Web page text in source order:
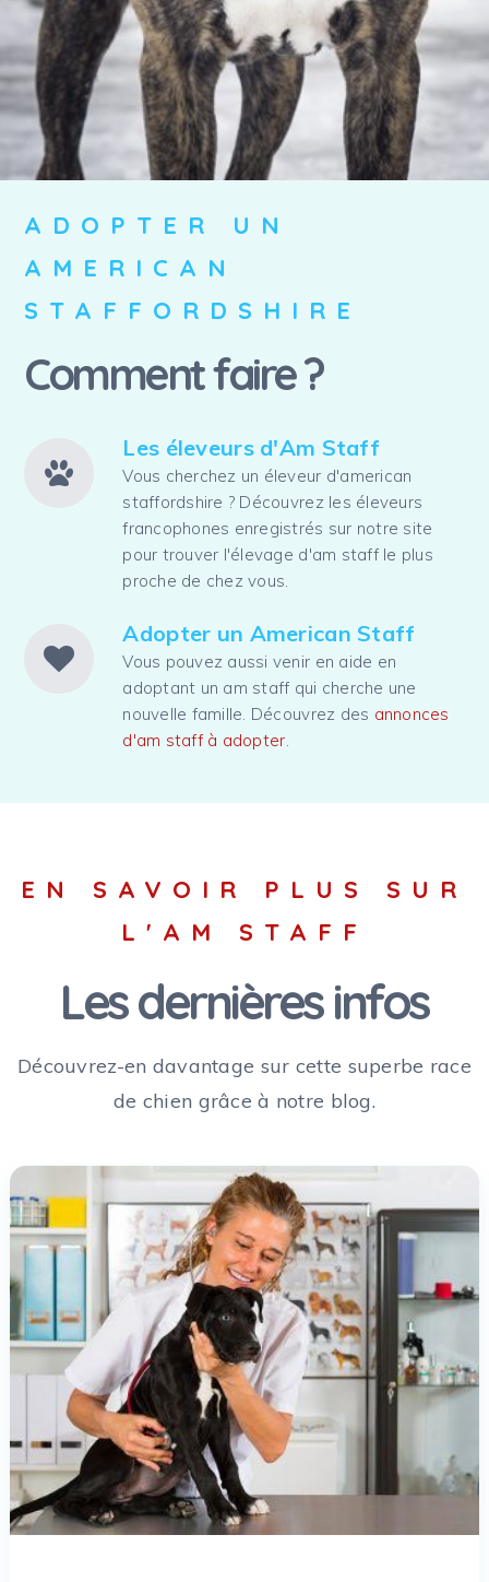
ADOPTER UN
AMERICAN
STAFFORDSHIRE
Comment faire ?
Les éleveurs d'Am Staff
Vous cherchez un éleveur d'american
staffordshire ? Découvrez les éleveurs
francophones enregistrés sur notre site
pour trouver l'élevage d'am staff le plus
proche de chez vous.
Adopter un American Staff
Vous pouvez aussi venir en aide en
adoptant un am staff qui cherche une
nouvelle famille. Découvrez des annonces
d'am staff à adopter.
EN SAVOIR PLUS SUR
L'AM STAFF
Les dernières infos
Découvrez-en davantage sur cette superbe race
de chien grâce à notre blog.